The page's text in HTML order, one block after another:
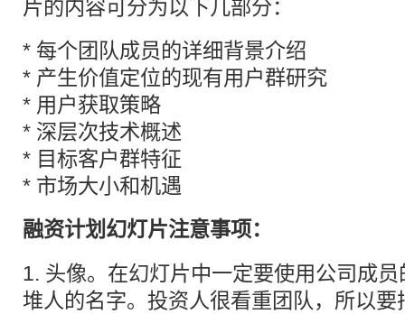
片的内容可分为以下几部分：
* 每个团队成员的详细背景介绍
* 产生价值定位的现有用户群研究
* 用户获取策略
* 深层次技术概述
* 目标客户群特征
* 市场大小和机遇
融资计划幻灯片注意事项：
1. 头像。在幻灯片中一定要使用公司成
堆人的名字。投资人很看重团队，所以